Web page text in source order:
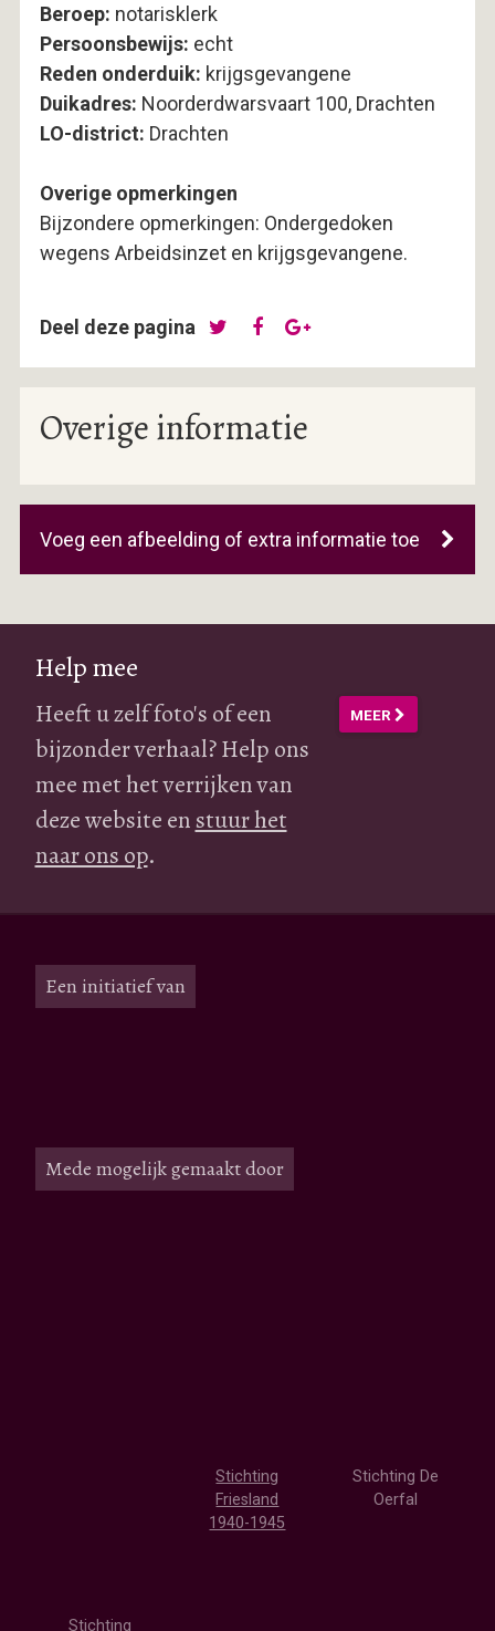
Beroep: notarisklerk
Persoonsbewijs: echt
Reden onderduik: krijgsgevangene
Duikadres: Noorderdwarsvaart 100, Drachten
LO-district: Drachten
Overige opmerkingen
Bijzondere opmerkingen: Ondergedoken
wegens Arbeidsinzet en krijgsgevangene.
Deel deze pagina
Overige informatie
Voeg een afbeelding of extra informatie toe
Help mee
Heeft u zelf foto's of een
bijzonder verhaal? Help ons
mee met het verrijken van
deze website enstuur het
naar ons op.
MEER
Een initiatief van
Mede mogelijk gemaakt door
Stichting
Friesland
1940-1945
Stichting De
Oerfal
Stichting